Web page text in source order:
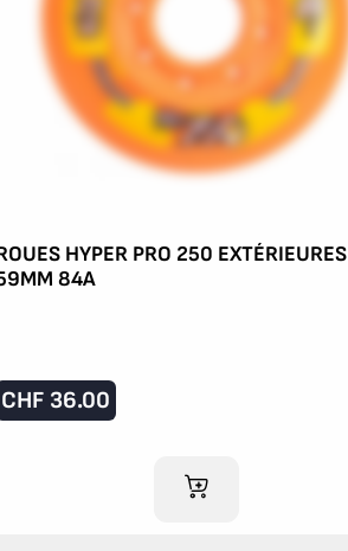
HYPER PRO 250 EXTÉRIEURES
84A
CHF 36.00
AJOUTER AU PANIER